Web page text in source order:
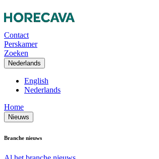
Contact
Perskamer
Zoeken
Nederlands
English
Nederlands
Home
Nieuws
Branche nieuws